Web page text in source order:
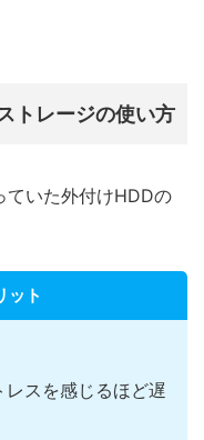
トレージの使い方
ていた外付けHDDの
ット
スを感じるほど遅